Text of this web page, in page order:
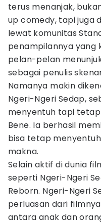
terus menanjak,
up comedy, tapi juga
lewat komunitas
penampilannya yang
pelan-pelan
sebagai penulis
Namanya makin
Ngeri-Ngeri Sedap,
menyentuh tapi
Bene. Ia berhasil
bisa tetap
makna.
Selain aktif di dunia
seperti Ngeri-Ngeri
Reborn. Ngeri-Ngeri
perluasan dari
antara anak dan